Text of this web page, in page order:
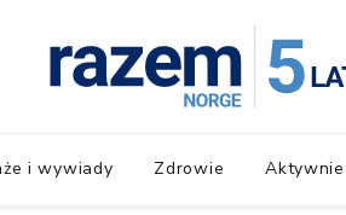
i wywiady Zdrowie Aktywnie